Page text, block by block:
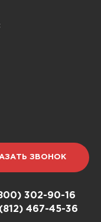
ЗВОНОК
302-90-16
467-45-36